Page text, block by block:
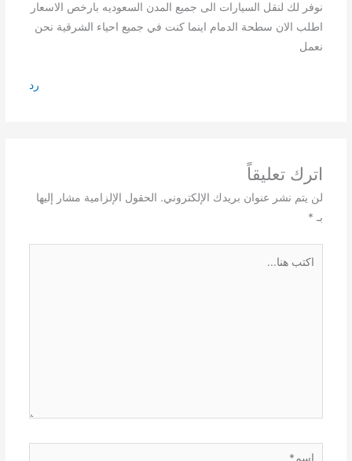
نوفر لك لنقل السيارات الى جميع المدن السعوديه بارخص الاسعار
اطلب الان سطحة الدمام اينما كنت في جميع احياء الشرقية نحن
نعمل
رد
اترك تعليقاً
لن يتم نشر عنوان بريدك الإلكتروني. الحقول الإلزامية مشار إليها
بـ *
اسم*